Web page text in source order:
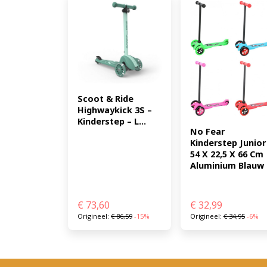
Scoot & Ride
Highwaykick 3S –
Kinderstep – L...
€ 73,60
Origineel: €86,59 -15%
No Fear
Kinderstep Junior
54 X 22,5 X 66 Cm
Aluminium Blauw
€ 32,99
Origineel:€34,95 -6%